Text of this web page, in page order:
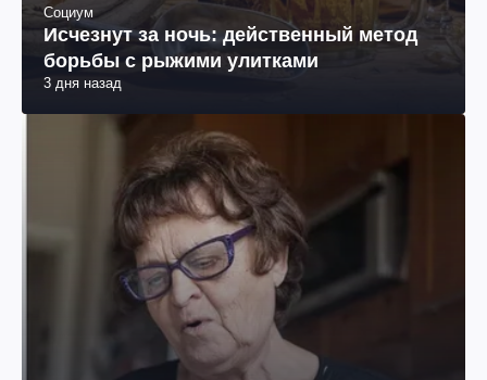
Социум
Исчезнут за ночь: действенный метод
борьбы с рыжими улитками
3 дня назад